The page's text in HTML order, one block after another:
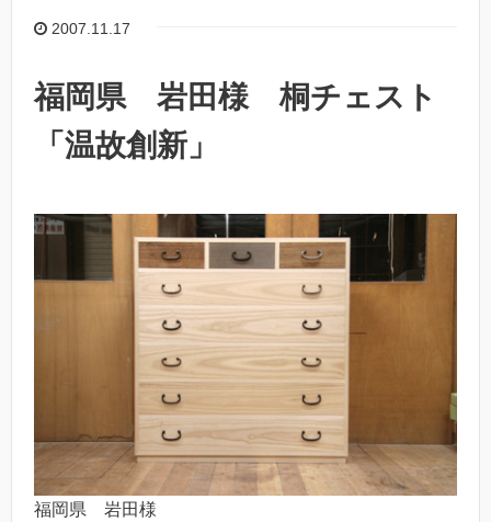
2007.11.17
福岡県 岩田様 桐チェスト
「温故創新」
福岡県 岩田様